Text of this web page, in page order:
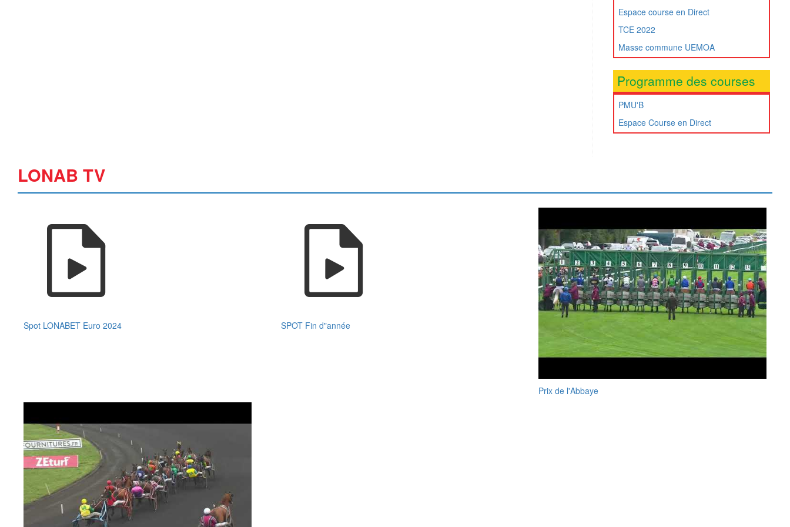
Espace course en Direct
TCE 2022
Masse commune UEMOA
Programme des courses
PMU'B
Espace Course en Direct
LONAB TV
Spot LONABET Euro 2024 SPOT Fin d"année
Prix de l'Abbaye